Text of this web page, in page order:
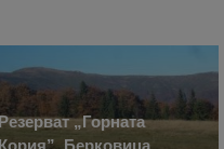
„Горната
Кория”, Берковица